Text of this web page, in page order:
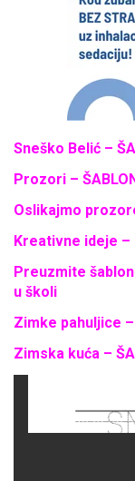
Sneško Belić –
Prozori –
Oslikajmo
Kreativne ideje –
Preuzmite
u školi
Zimke pahuljice –
Zimska kuća –